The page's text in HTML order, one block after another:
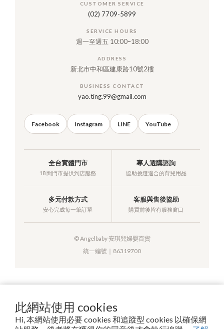
此網站使用 cookies
Hi, 本網站使用必要 cookies 和追蹤型 cookies 以確保網
CUSTOMER SERVICE
(02) 7709-5899
SERVICE HOURS
週一至週五 10:00–18:00
ADDRESS
新北市中和區建康路10號2樓
BUSINESS CONTACT
yao.ting.99@gmail.com
Facebook Instagram LINE YouTube
全台實體門市
18 間門市提供到店服務
專人選購諮詢
協助挑選適合的育兒用品
多元付款方式
安心完成每一筆訂單
客服與售後協助
購買前後皆有服務窗口
© Angelbaby 安琪兒婦嬰百貨
統一編號｜86319700
提醒您，我們不會以電話或簡訊方式通知變更付款方式。